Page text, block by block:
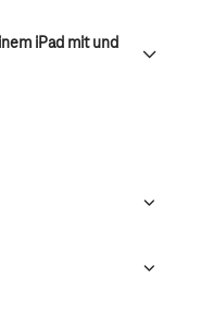
iPad mit und